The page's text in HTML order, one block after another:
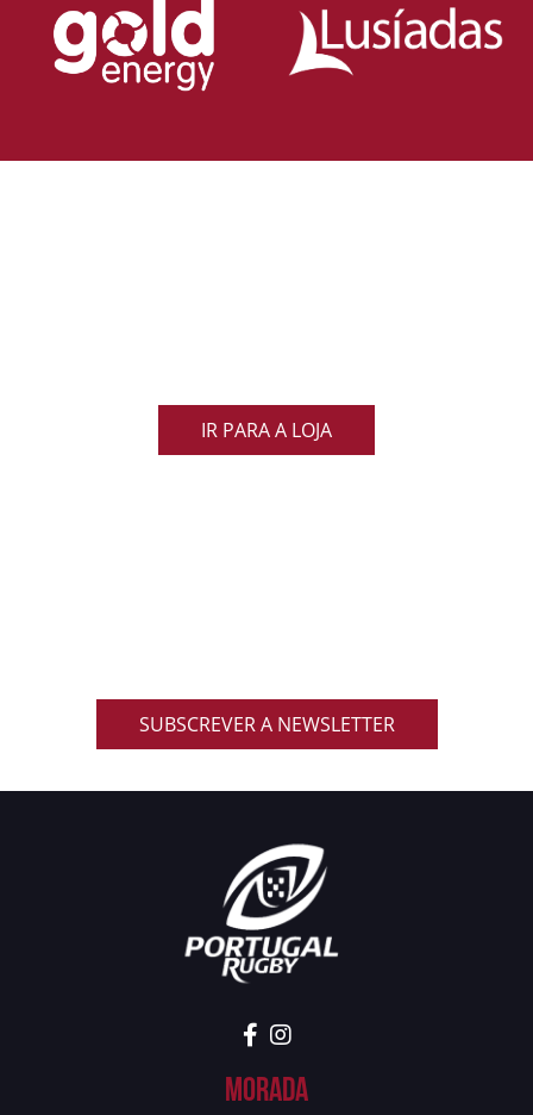
IR PARA A LOJA
SUBSCREVER A NEWSLETTER
Morada